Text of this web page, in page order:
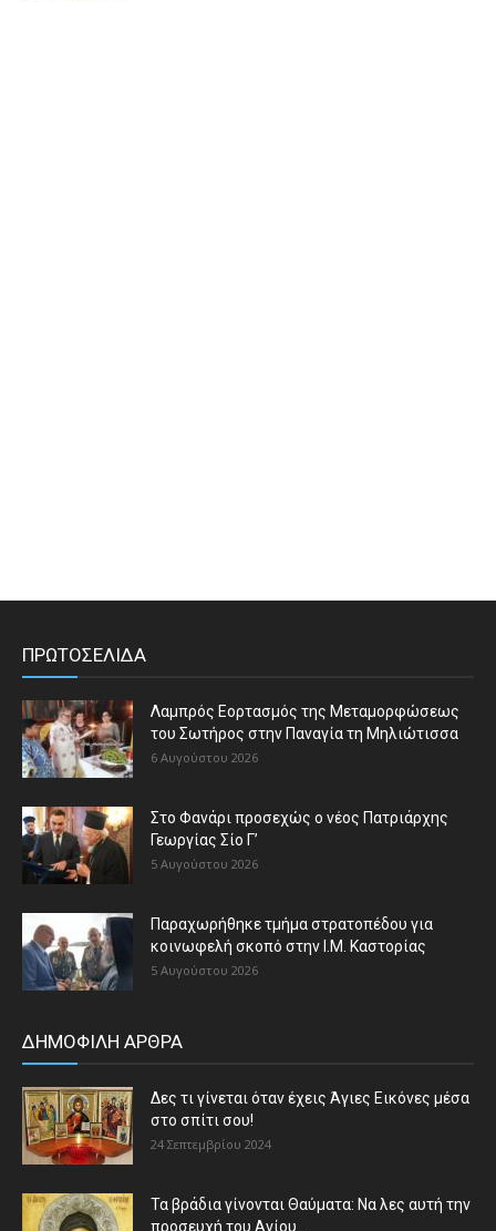
ΠΡΩΤΟΣΕΛΙΔΑ
Λαμπρός Εορτασμός της Μεταμορφώσεως
του Σωτήρος στην Παναγία τη Μηλιώτισσα
6 Αυγούστου 2026
Στο Φανάρι προσεχώς ο νέος Πατριάρχης
Γεωργίας Σίο Γ’
5 Αυγούστου 2026
Παραχωρήθηκε τμήμα στρατοπέδου για
κοινωφελή σκοπό στην Ι.Μ. Καστορίας
5 Αυγούστου 2026
ΔΗΜΟΦΙΛΗ ΑΡΘΡΑ
Δες τι γίνεται όταν έχεις Άγιες Εικόνες μέσα
στο σπίτι σου!
24 Σεπτεμβρίου 2024
Τα βράδια γίνονται Θαύματα: Να λες αυτή την
προσευχή του Αγίου...